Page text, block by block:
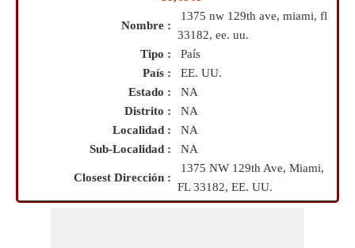
Nombre :
1375 nw 129th ave, miami, fl
33182, ee. uu.
Tipo :
País
País :
EE. UU.
Estado :
NA
Distrito :
NA
Localidad :
NA
Sub-Localidad :
NA
Closest Dirección :
1375 NW 129th Ave, Miami,
FL 33182, EE. UU.